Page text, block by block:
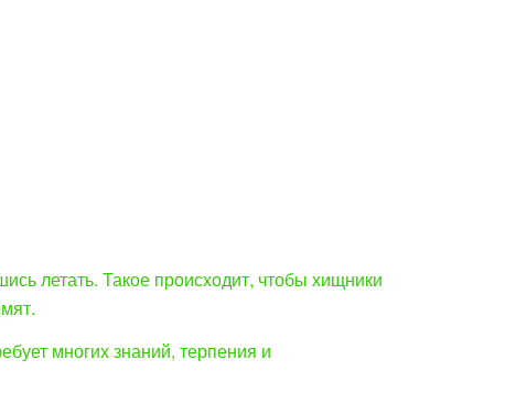
летать. Такое происходит, чтобы хищники
многих знаний, терпения и